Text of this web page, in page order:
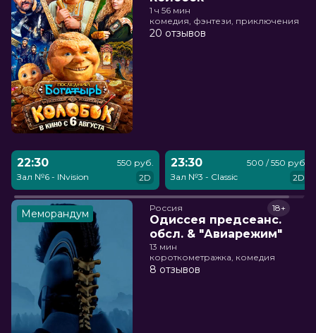
1 ч 56 мин
комедия, фэнтези, приключения
20 отзывов
22:30
Зал №6 - INvision
550 руб.
2D
23:30
Зал №3 - Classic
500 / 550 руб.
2D
Меморандум Россия
Одиссея предсеанс.
обсл. & "Авиарежим"
18+
13 мин
короткометражка, комедия
8 отзывов